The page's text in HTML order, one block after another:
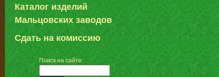
Каталог изделий
Мальцовских заводов
Сдать на комиссию
Поиск на сайте: